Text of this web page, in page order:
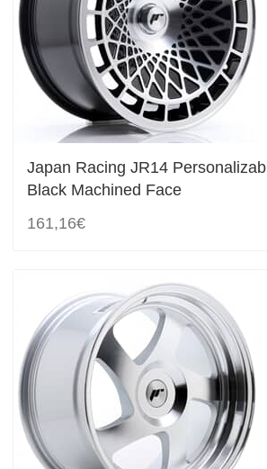
Japan Racing JR14
Black Machined Face
161,16€